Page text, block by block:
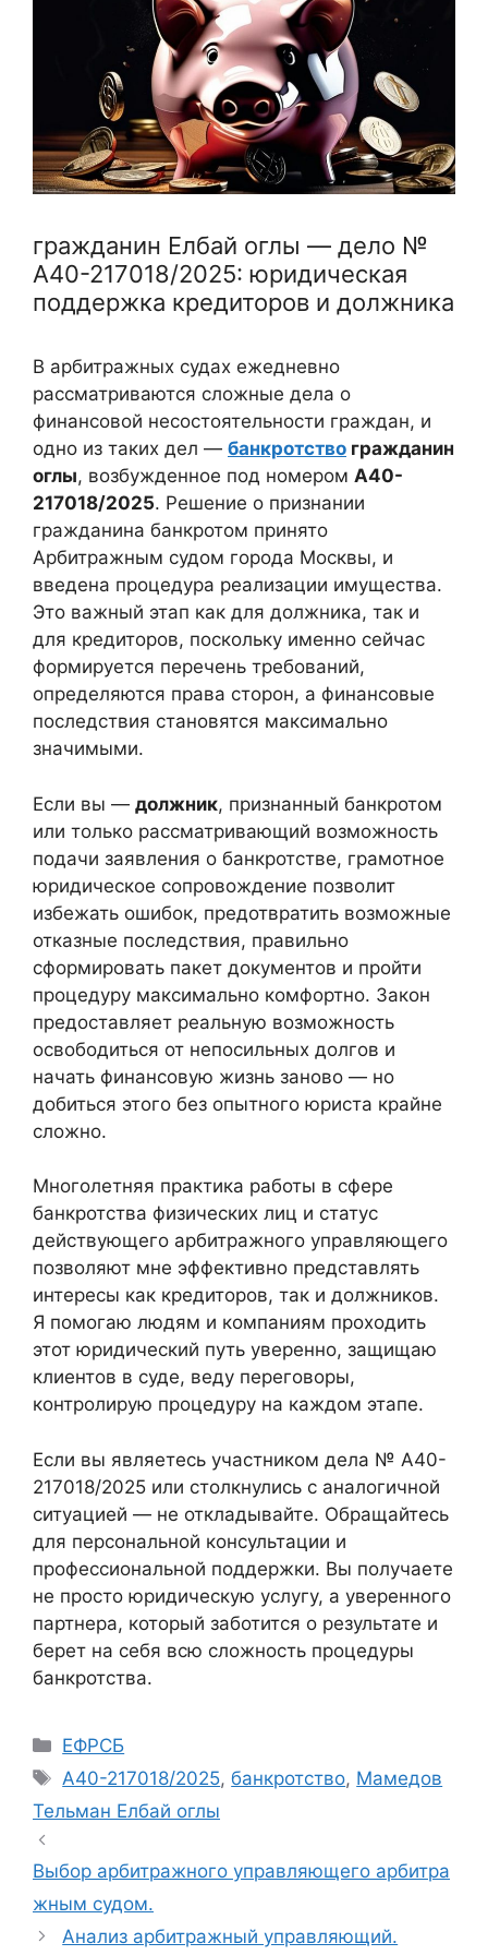
гражданин Елбай оглы — дело №
А40-217018/2025: юридическая
поддержка кредиторов и должника
В арбитражных судах ежедневно
рассматриваются сложные дела о
финансовой несостоятельности граждан, и
одно из таких дел — банкротство гражданин
оглы, возбужденное под номером А40-
217018/2025. Решение о признании
гражданина банкротом принято
Арбитражным судом города Москвы, и
введена процедура реализации имущества.
Это важный этап как для должника, так и
для кредиторов, поскольку именно сейчас
формируется перечень требований,
определяются права сторон, а финансовые
последствия становятся максимально
значимыми.
Если вы — должник, признанный банкротом
или только рассматривающий возможность
подачи заявления о банкротстве, грамотное
юридическое сопровождение позволит
избежать ошибок, предотвратить возможные
отказные последствия, правильно
сформировать пакет документов и пройти
процедуру максимально комфортно. Закон
предоставляет реальную возможность
освободиться от непосильных долгов и
начать финансовую жизнь заново — но
добиться этого без опытного юриста крайне
сложно.
Многолетняя практика работы в сфере
банкротства физических лиц и статус
действующего арбитражного управляющего
позволяют мне эффективно представлять
интересы как кредиторов, так и должников.
Я помогаю людям и компаниям проходить
этот юридический путь уверенно, защищаю
клиентов в суде, веду переговоры,
контролирую процедуру на каждом этапе.
Если вы являетесь участником дела № А40-
217018/2025 или столкнулись с аналогичной
ситуацией — не откладывайте. Обращайтесь
для персональной консультации и
профессиональной поддержки. Вы получаете
не просто юридическую услугу, а уверенного
партнера, который заботится о результате и
берет на себя всю сложность процедуры
банкротства.
Рубрики
ЕФРСБ
Метки
А40-217018/2025,банкротство, Мамедов
Тельман Елбай оглы
Выбор арбитражного управляющего арбитра
жным судом.
Анализ арбитражный управляющий.